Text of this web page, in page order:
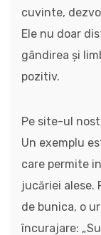
cuvinte,
Ele nu doar
gândirea și
pozitiv.
Pe site-ul
Un exemplu
care permite
jucăriei alese.
de bunica, o
încurajare: